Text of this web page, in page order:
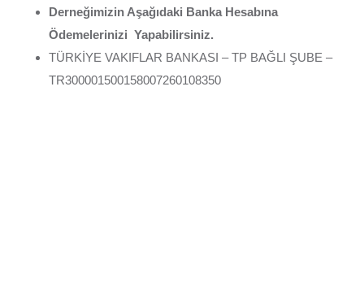
Derneğimizin Aşağıdaki Banka Hesabına
Ödemelerinizi Yapabilirsiniz.
TÜRKİYE VAKIFLAR BANKASI – TP BAĞLI ŞUBE –
TR300001500158007260108350